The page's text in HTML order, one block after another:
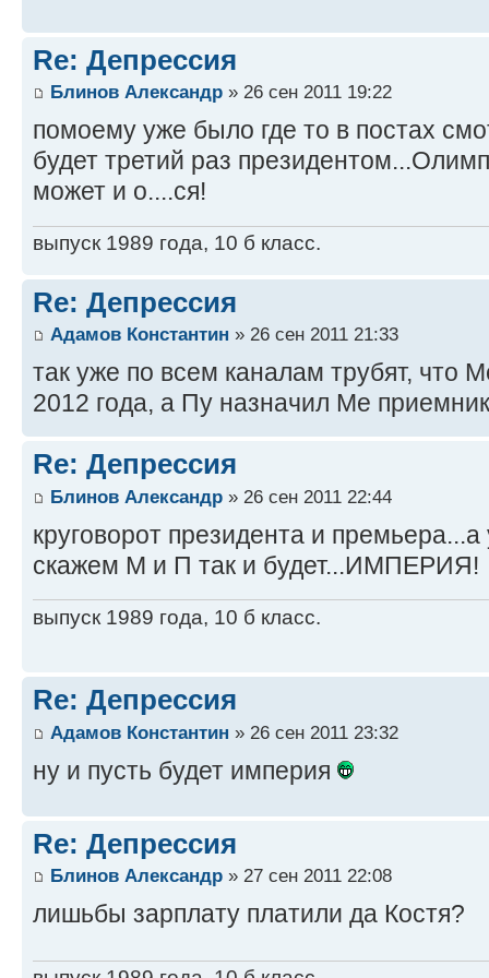
Re: Депрессия
Блинов Александр » 26 сен 2011 19:22
помоему уже было где то в постах
будет третий раз
может и о....ся!
выпуск 1989 года, 10 б класс.
Re: Депрессия
Адамов Константин » 26 сен 2011 21:33
так уже по всем каналам трубят, что
2012 года, а Пу назначил Ме
Re: Депрессия
Блинов Александр » 26 сен 2011 22:44
круговорот президента и
скажем М и П так и будет...ИМПЕРИЯ!
выпуск 1989 года, 10 б класс.
Re: Депрессия
Адамов Константин » 26 сен 2011 23:32
ну и пусть будет империя
Re: Депрессия
Блинов Александр » 27 сен 2011 22:08
лишьбы зарплату платили да Костя?